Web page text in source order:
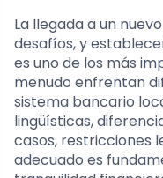
La llegada a un
desafíos, y
es uno de los más
menudo enfrentan
sistema bancario
lingüísticas,
casos, restricciones
adecuado es